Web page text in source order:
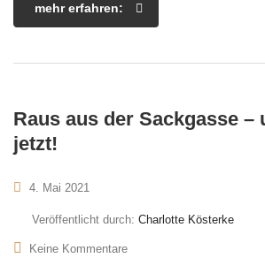
mehr erfahren:
Raus aus der Sackgasse –
jetzt!
4. Mai 2021
Veröffentlicht durch: Charlotte Kösterke
Keine Kommentare